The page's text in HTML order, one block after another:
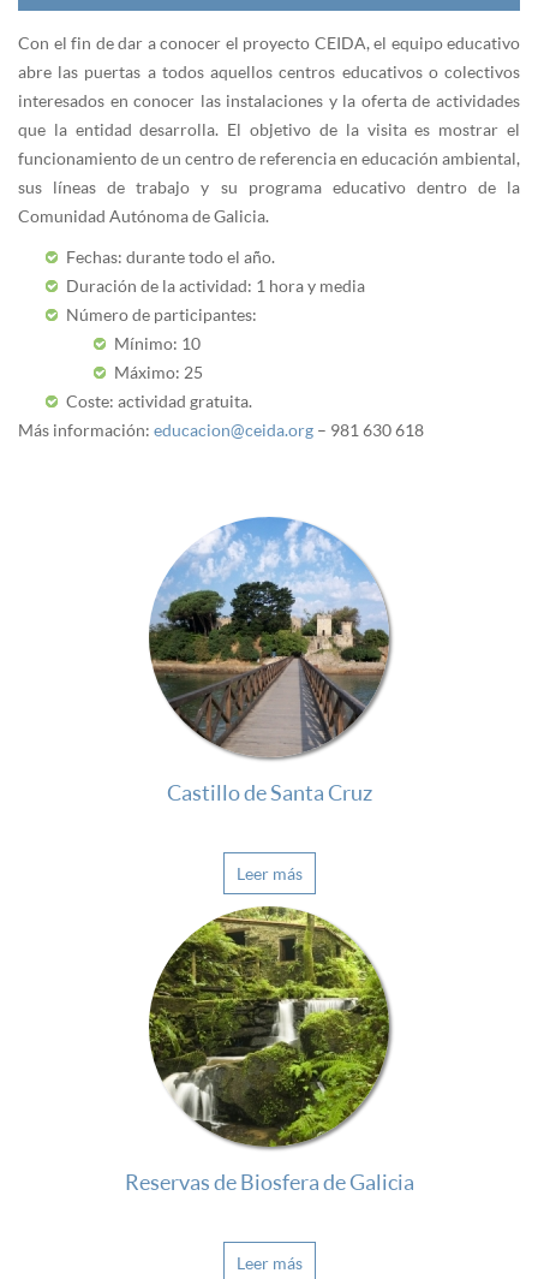
Con el fin de dar a conocer el proyecto CEIDA, el equipo educativo
abre las puertas a todos aquellos centros educativos o colectivos
interesados en conocer las instalaciones y la oferta de actividades
que la entidad desarrolla. El objetivo de la visita es mostrar el
funcionamiento de un centro de referencia en educación ambiental,
sus líneas de trabajo y su programa educativo dentro de la
Comunidad Autónoma de Galicia.
Fechas: durante todo el año.
Duración de la actividad: 1 hora y media
Número de participantes:
Mínimo: 10
Máximo: 25
Coste: actividad gratuita.
Más información: educacion@ceida.org – 981 630 618
Castillo de Santa Cruz
Leer más
Reservas de Biosfera de Galicia
Leer más